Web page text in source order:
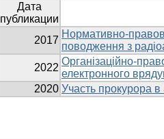
Дата
публикации
2017
Нормативно-
поводження з
2022
Організаційно-
електронного
2020 Участь прокурора в